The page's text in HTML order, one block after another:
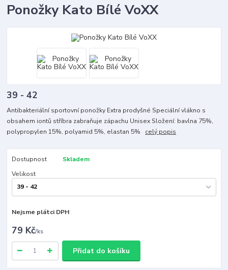
Ponožky Kato Bílé VoXX
39 - 42
Antibakteriální sportovní ponožky Extra prodyšné Speciální vlákno s
obsahem iontů stříbra zabraňuje zápachu Unisex Složení: bavlna 75%,
polypropylen 15%, polyamid 5%, elastan 5% celý popis
Dostupnost
Skladem
Velikost
Nejsme plátci DPH
79 Kč/ks
Přidat do košíku